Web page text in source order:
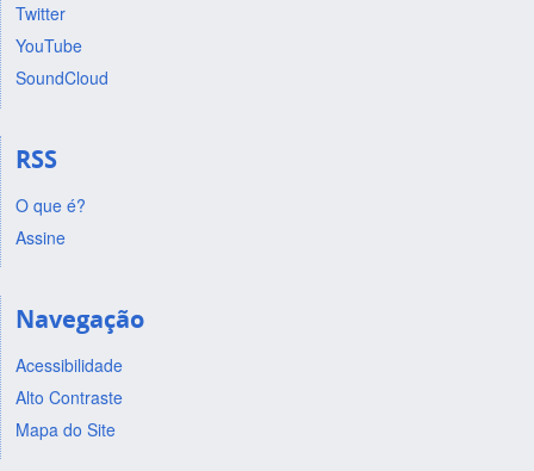
Twitter
YouTube
SoundCloud
RSS
O que é?
Assine
Navegação
Acessibilidade
Alto Contraste
Mapa do Site